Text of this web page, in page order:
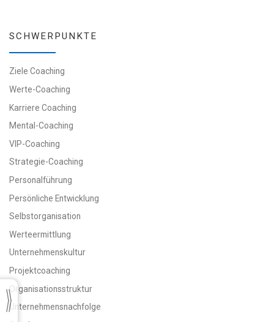
SCHWERPUNKTE
Ziele Coaching
Werte-Coaching
Karriere Coaching
Mental-Coaching
VIP-Coaching
Strategie-Coaching
Personalführung
Persönliche Entwicklung
Selbstorganisation
Werteermittlung
Unternehmenskultur
Projektcoaching
Organisationsstruktur
Unternehmensnachfolge